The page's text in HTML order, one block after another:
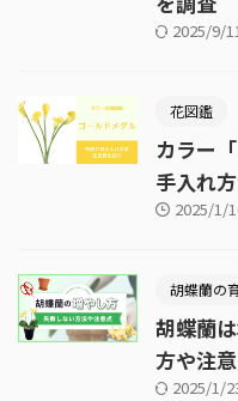
2025/9/
花図鑑
カラー
手入れ
2025/1/
胡蝶蘭の
胡蝶蘭
方や注
2025/1/